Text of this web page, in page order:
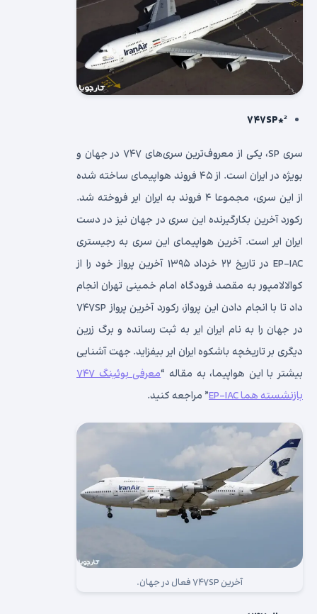
²*۷۴۷SP
سری SP، یکی از معروف‌ترین سری‌های ۷۴۷ در جهان و
بویژه در ایران است. از ۴۵ فروند هواپیمای ساخته شده
از این سری، مجموعا ۴ فروند به ایران ایر فروخته شد.
رکورد آخرین بکارگیرنده این سری در جهان نیز در دست
ایران ایر است. آخرین هواپیمای این سری به رجیستری
EP-IAC در تاریخ ۲۲ خرداد ۱۳۹۵ آخرین پرواز خود را از
کوالالامپور به مقصد فرودگاه امام خمینی تهران انجام
داد تا با انجام دادن این پرواز، رکورد آخرین پرواز ۷۴۷SP
در جهان را به نام ایران ایر به ثبت رسانده و برگ زرین
دیگری بر تاریخچه باشکوه ایران ایر بیفزاید. جهت آشنایی
بیشتر با این هواپیما، به مقاله “
معرفی بوئینگ ۷۴۷
بازنشسته هما EP-IAC
” مراجعه کنید.
آخرین ۷۴۷SP فعال در جهان.